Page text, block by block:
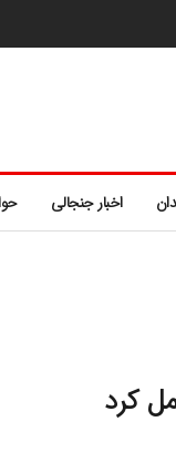
اخبار جنجالی
کرد